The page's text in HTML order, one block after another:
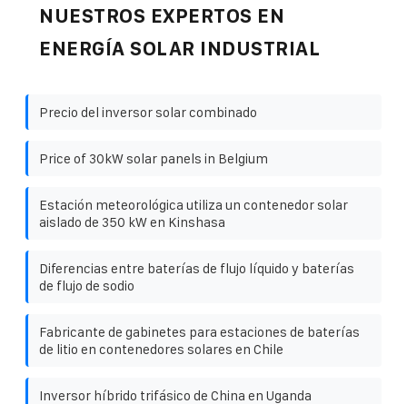
NUESTROS EXPERTOS EN
ENERGÍA SOLAR INDUSTRIAL
Precio del inversor solar combinado
Price of 30kW solar panels in Belgium
Estación meteorológica utiliza un contenedor solar
aislado de 350 kW en Kinshasa
Diferencias entre baterías de flujo líquido y baterías
de flujo de sodio
Fabricante de gabinetes para estaciones de baterías
de litio en contenedores solares en Chile
Inversor híbrido trifásico de China en Uganda